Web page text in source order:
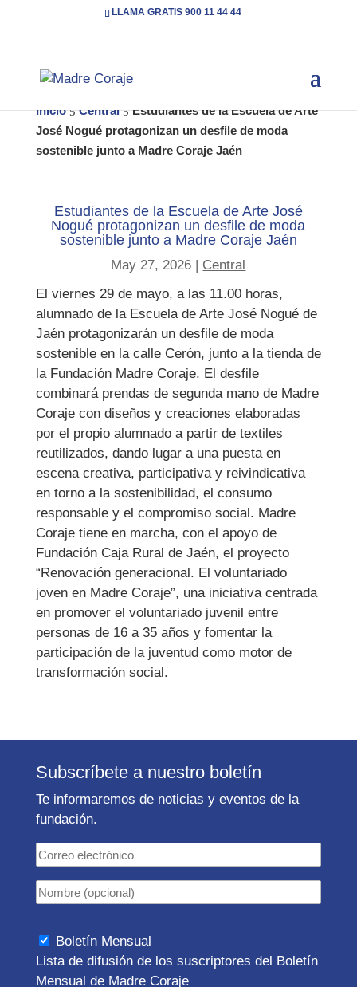
LLAMA GRATIS 900 11 44 44
Inicio 5 Central 5 Estudiantes de la Escuela de Arte
José Nogué protagonizan un desfile de moda
sostenible junto a Madre Coraje Jaén
Estudiantes de la Escuela de Arte José
Nogué protagonizan un desfile de moda
sostenible junto a Madre Coraje Jaén
May 27, 2026 | Central
El viernes 29 de mayo, a las 11.00 horas,
alumnado de la Escuela de Arte José Nogué de
Jaén protagonizarán un desfile de moda
sostenible en la calle Cerón, junto a la tienda de
la Fundación Madre Coraje. El desfile
combinará prendas de segunda mano de Madre
Coraje con diseños y creaciones elaboradas
por el propio alumnado a partir de textiles
reutilizados, dando lugar a una puesta en
escena creativa, participativa y reivindicativa
en torno a la sostenibilidad, el consumo
responsable y el compromiso social. Madre
Coraje tiene en marcha, con el apoyo de
Fundación Caja Rural de Jaén, el proyecto
“Renovación generacional. El voluntariado
joven en Madre Coraje”, una iniciativa centrada
en promover el voluntariado juvenil entre
personas de 16 a 35 años y fomentar la
participación de la juventud como motor de
transformación social.
Subscríbete a nuestro boletín
Te informaremos de noticias y eventos de la
fundación.
Boletín Mensual
Lista de difusión de los suscriptores del Boletín
Mensual de Madre Coraje